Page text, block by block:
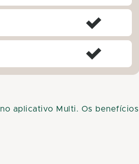
aplicativo Multi. Os benefícios